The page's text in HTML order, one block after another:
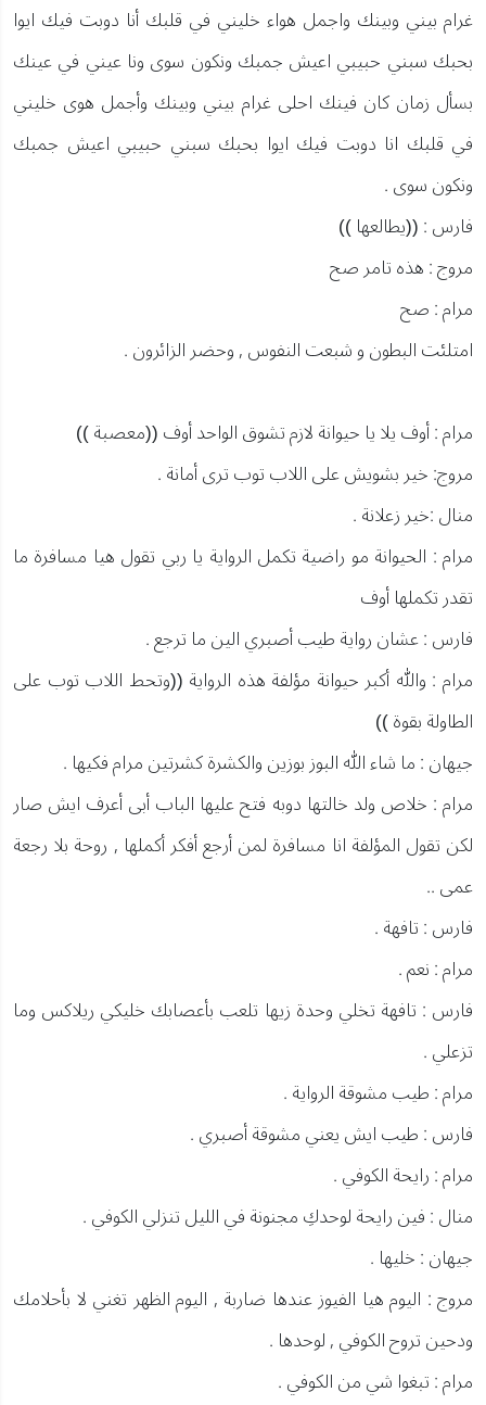
غرام بيني وبينك واجمل هواء خليني في قلبك أنا دوبت فيك ايوا
بحبك سبني حبيبي اعيش جمبك ونكون سوى ونا عيني في عينك
بسأل زمان كان فينك احلى غرام بيني وبينك وأجمل هوى خليني
في قلبك انا دوبت فيك ايوا بحبك سبني حبيبي اعيش جمبك
ونكون سوى .
فارس : ((يطالعها ))
مروج : هذه تامر صح
مرام : صح
امتلئت البطون و شبعت النفوس , وحضر الزائرون .
مرام : أوف يلا يا حيوانة لازم تشوق الواحد أوف ((معصبة ))
مروج: خير بشويش على اللاب توب ترى أمانة .
منال :خير زعلانة .
مرام : الحيوانة مو راضية تكمل الرواية يا ربي تقول هيا مسافرة ما
تقدر تكملها أوف
فارس : عشان رواية طيب أصبري الين ما ترجع .
مرام : والله أكبر حيوانة مؤلفة هذه الرواية ((وتحط اللاب توب على
الطاولة بقوة ))
جيهان : ما شاء الله البوز بوزين والكشرة كشرتين مرام فكيها .
مرام : خلاص ولد خالتها دوبه فتح عليها الباب أبى أعرف ايش صار
لكن تقول المؤلفة انا مسافرة لمن أرجع أفكر أكملها , روحة بلا رجعة
عمى ..
فارس : تافهة .
مرام : نعم .
فارس : تافهة تخلي وحدة زيها تلعب بأعصابك خليكي ريلاكس وما
تزعلي .
مرام : طيب مشوقة الرواية .
فارس : طيب ايش يعني مشوقة أصبري .
مرام : رايحة الكوفي .
منال : فين رايحة لوحدكِ مجنونة في الليل تنزلي الكوفي .
جيهان : خليها .
مروج : اليوم هيا الفيوز عندها ضاربة , اليوم الظهر تغني لا بأحلامك
ودحين تروح الكوفي , لوحدها .
مرام : تبغوا شي من الكوفي .